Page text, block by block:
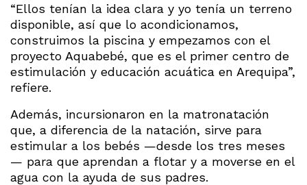
“Ellos tenían la idea clara y yo tenía un terreno
disponible, así que lo acondicionamos,
construimos la piscina y empezamos con el
proyecto Aquabebé, que es el primer centro de
estimulación y educación acuática en Arequipa”,
refiere.
Además, incursionaron en la matronatación
que, a diferencia de la natación, sirve para
estimular a los bebés —desde los tres meses
— para que aprendan a flotar y a moverse en el
agua con la ayuda de sus padres.